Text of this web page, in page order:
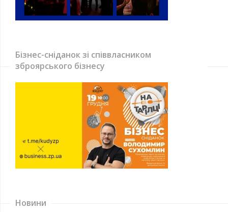
Бізнес-сніданок зі співвласником
зброярського бізнесу
Новини